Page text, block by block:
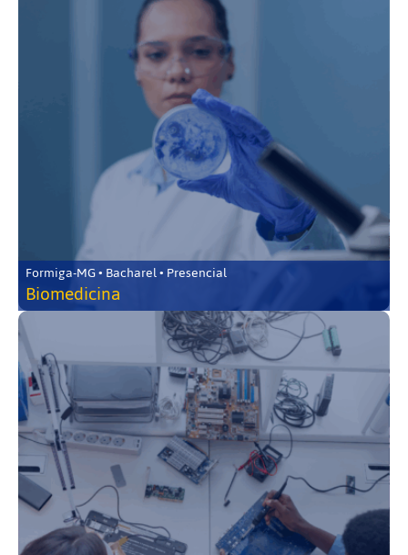
Formiga-MG • Bacharel • Presencial
Biomedicina